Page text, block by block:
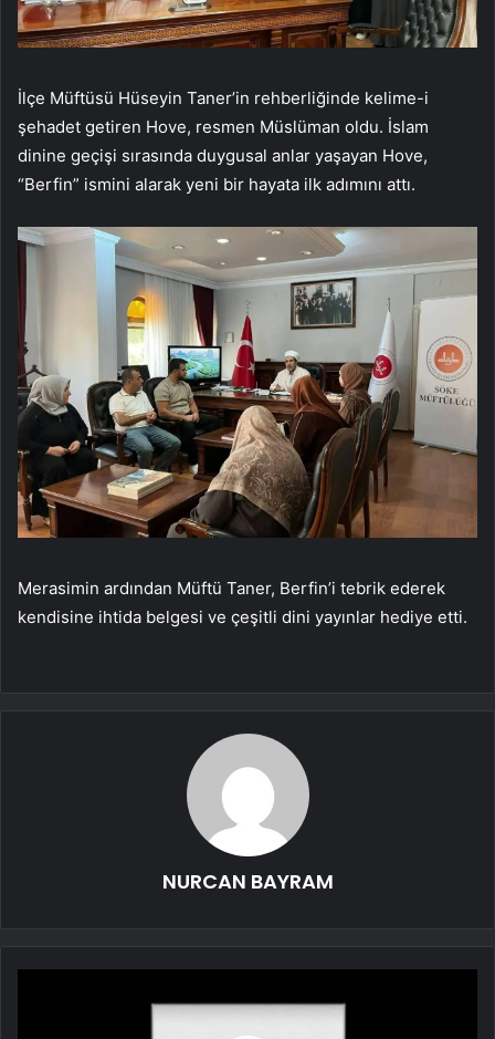
İlçe Müftüsü Hüseyin Taner’in rehberliğinde kelime-i
şehadet getiren Hove, resmen Müslüman oldu. İslam
dinine geçişi sırasında duygusal anlar yaşayan Hove,
“Berfin” ismini alarak yeni bir hayata ilk adımını attı.
Merasimin ardından Müftü Taner, Berfin’i tebrik ederek
kendisine ihtida belgesi ve çeşitli dini yayınlar hediye etti.
NURCAN BAYRAM